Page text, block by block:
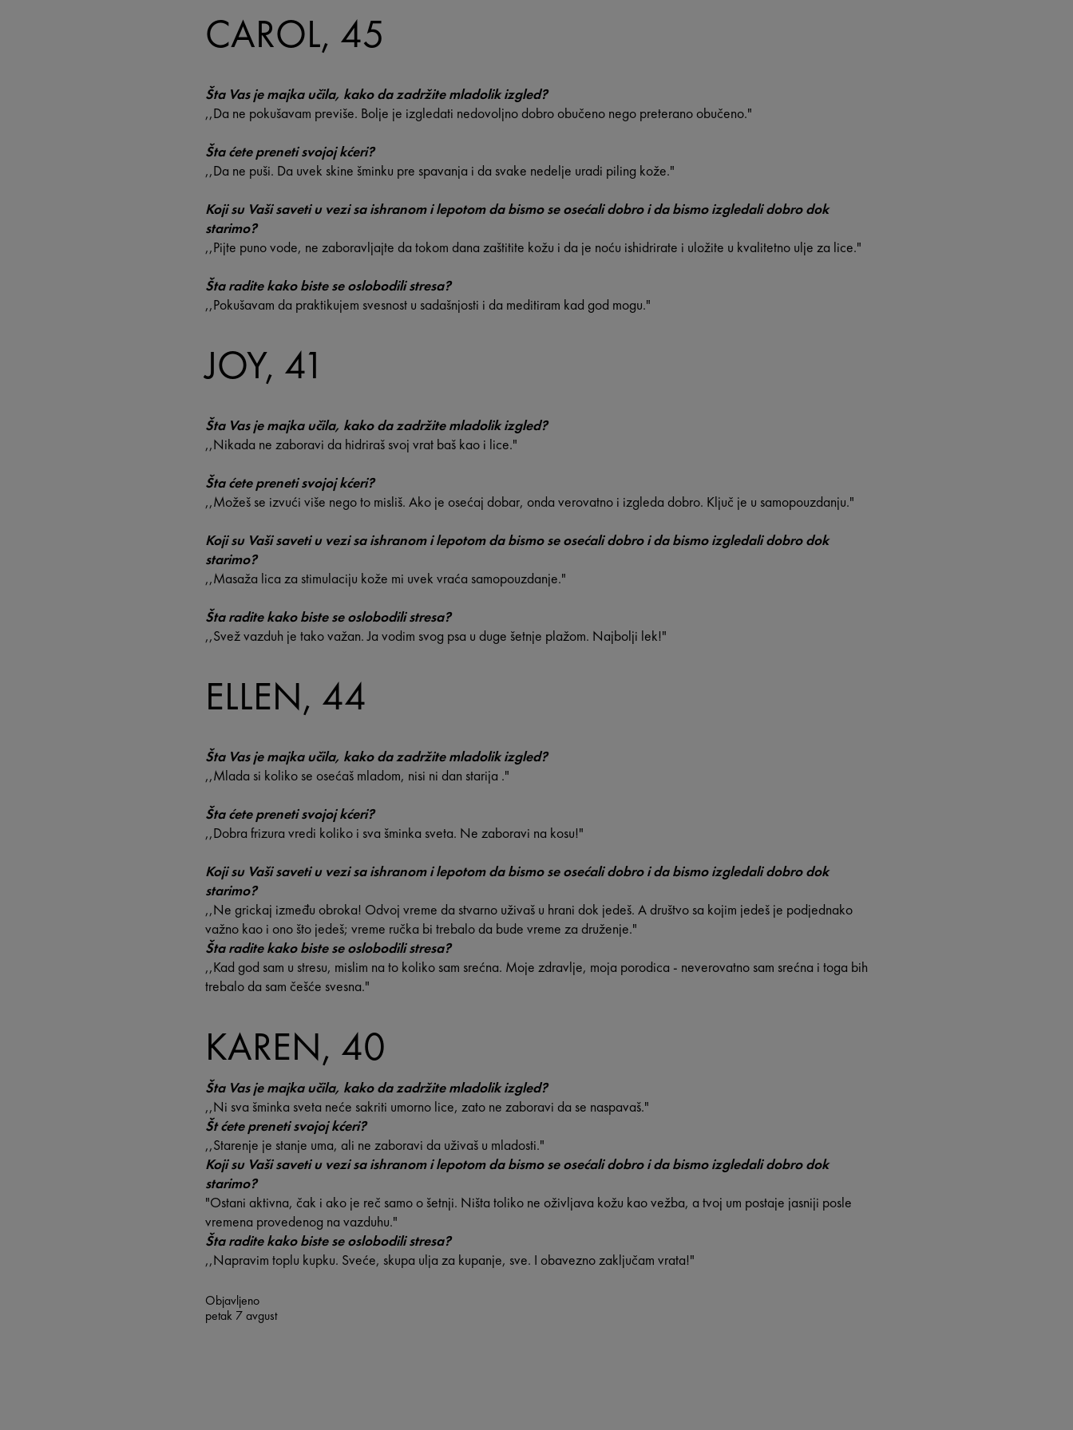
CAROL, 45
Šta Vas je majka učila, kako da zadržite mladolik izgled?
,,Da ne pokušavam previše. Bolje je izgledati nedovoljno dobro obučeno nego preterano obučeno."
Šta ćete preneti svojoj kćeri?
,,Da ne puši. Da uvek skine šminku pre spavanja i da svake nedelje uradi piling kože."
Koji su Vaši saveti u vezi sa ishranom i lepotom da bismo se osećali dobro i da bismo izgledali dobro dok
starimo?
,,Pijte puno vode, ne zaboravljajte da tokom dana zaštitite kožu i da je noću ishidrirate i uložite u kvalitetno ulje za lice."
Šta radite kako biste se oslobodili stresa?
,,Pokušavam da praktikujem svesnost u sadašnjosti i da meditiram kad god mogu."
JOY, 41
Šta Vas je majka učila, kako da zadržite mladolik izgled?
,,Nikada ne zaboravi da hidriraš svoj vrat baš kao i lice."
Šta ćete preneti svojoj kćeri?
,,Možeš se izvući više nego to misliš. Ako je osećaj dobar, onda verovatno i izgleda dobro. Ključ je u samopouzdanju."
Koji su Vaši saveti u vezi sa ishranom i lepotom da bismo se osećali dobro i da bismo izgledali dobro dok
starimo?
,,Masaža lica za stimulaciju kože mi uvek vraća samopouzdanje."
Šta radite kako biste se oslobodili stresa?
,,Svež vazduh je tako važan. Ja vodim svog psa u duge šetnje plažom. Najbolji lek!"
ELLEN, 44
Šta Vas je majka učila, kako da zadržite mladolik izgled?
,,Mlada si koliko se osećaš mladom, nisi ni dan starija ."
Šta ćete preneti svojoj kćeri?
,,Dobra frizura vredi koliko i sva šminka sveta. Ne zaboravi na kosu!"
Koji su Vaši saveti u vezi sa ishranom i lepotom da bismo se osećali dobro i da bismo izgledali dobro dok
starimo?
,,Ne grickaj između obroka! Odvoj vreme da stvarno uživaš u hrani dok jedeš. A društvo sa kojim jedeš je podjednako
važno kao i ono što jedeš; vreme ručka bi trebalo da bude vreme za druženje."
Šta radite kako biste se oslobodili stresa?
,,Kad god sam u stresu, mislim na to koliko sam srećna. Moje zdravlje, moja porodica - neverovatno sam srećna i toga bih
trebalo da sam češće svesna."
KAREN, 40
Šta Vas je majka učila, kako da zadržite mladolik izgled?
,,Ni sva šminka sveta neće sakriti umorno lice, zato ne zaboravi da se naspavaš."
Št ćete preneti svojoj kćeri?
,,Starenje je stanje uma, ali ne zaboravi da uživaš u mladosti."
Koji su Vaši saveti u vezi sa ishranom i lepotom da bismo se osećali dobro i da bismo izgledali dobro dok
starimo?
"Ostani aktivna, čak i ako je reč samo o šetnji. Ništa toliko ne oživljava kožu kao vežba, a tvoj um postaje jasniji posle
vremena provedenog na vazduhu."
Šta radite kako biste se oslobodili stresa?
,,Napravim toplu kupku. Sveće, skupa ulja za kupanje, sve. I obavezno zaključam vrata!"
Objavljeno
petak 7 avgust